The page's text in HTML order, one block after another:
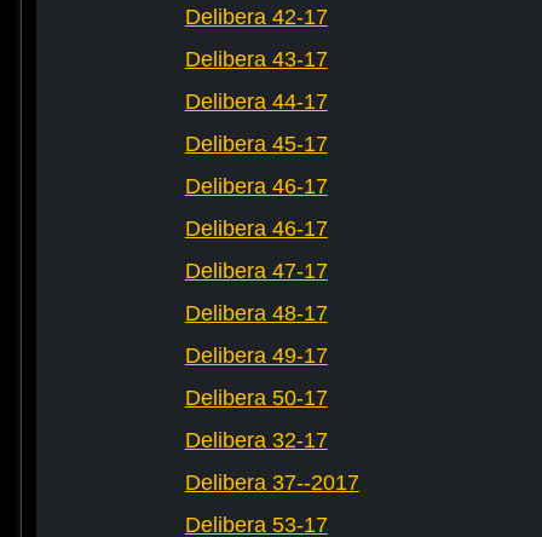
Delibera 42-17
Delibera 43-17
Delibera 44-17
Delibera 45-17
Delibera 46-17
Delibera 46-17
Delibera 47-17
Delibera 48-17
Delibera 49-17
Delibera 50-17
Delibera 32-17
Delibera 37--2017
Delibera 53-17